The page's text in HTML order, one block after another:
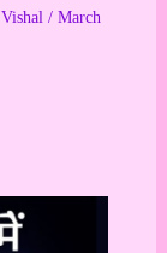
Vishal / March